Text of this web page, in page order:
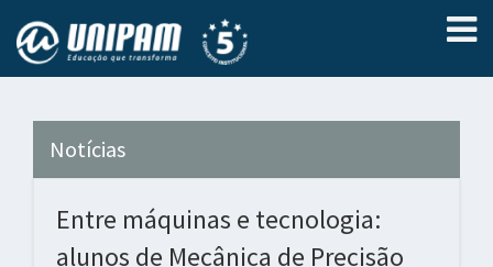
Notícias
Entre máquinas e tecnologia:
alunos de Mecânica de Precisão